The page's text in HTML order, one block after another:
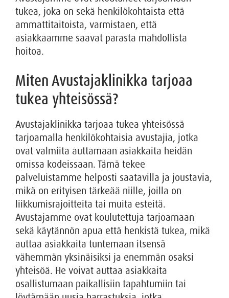
tukea, joka on sekä henkilökohtaista että
ammattitaitoista, varmistaen, että
asiakkaamme saavat parasta mahdollista
hoitoa.
Miten Avustajaklinikka tarjoaa
tukea yhteisössä?
Avustajaklinikka tarjoaa tukea yhteisössä
tarjoamalla henkilökohtaisia avustajia, jotka
ovat valmiita auttamaan asiakkaita heidän
omissa kodeissaan. Tämä tekee
palveluistamme helposti saatavilla ja joustavia,
mikä on erityisen tärkeää niille, joilla on
liikkumisrajoitteita tai muita esteitä.
Avustajamme ovat koulutettuja tarjoamaan
sekä käytännön apua että henkistä tukea, mikä
auttaa asiakkaita tuntemaan itsensä
vähemmän yksinäisiksi ja enemmän osaksi
yhteisöä. He voivat auttaa asiakkaita
osallistumaan paikallisiin tapahtumiin tai